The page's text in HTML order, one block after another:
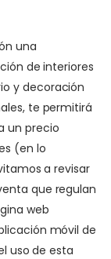
una
de interiores
y decoración
te permitirá
un precio
(en lo
a revisar
que regulan
web
móvil de
uso de esta